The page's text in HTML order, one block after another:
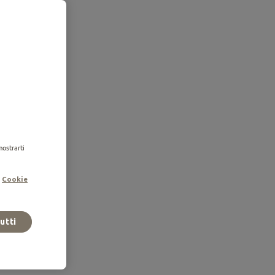
e senza
accede al
stabilite, dovrà
Cookie